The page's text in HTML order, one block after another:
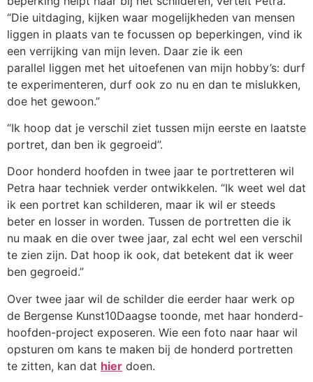
“Die uitdaging, kijken waar mogelijkheden van mensen
liggen in plaats van te focussen op beperkingen, vind ik
een verrijking van mijn leven. Daar zie ik een
parallel liggen met het uitoefenen van mijn hobby’s: durf
te experimenteren, durf ook zo nu en dan te mislukken,
doe het gewoon.”
“Ik hoop dat je verschil ziet tussen mijn eerste en laatste
portret, dan ben ik gegroeid”.
Door honderd hoofden in twee jaar te portretteren wil
Petra haar techniek verder ontwikkelen. “Ik weet wel dat
ik een portret kan schilderen, maar ik wil er steeds
beter en losser in worden. Tussen de portretten die ik
nu maak en die over twee jaar, zal echt wel een verschil
te zien zijn. Dat hoop ik ook, dat betekent dat ik weer
ben gegroeid.”
Over twee jaar wil de schilder die eerder haar werk op
de Bergense Kunst10Daagse toonde, met haar honderd-
hoofden-project exposeren. Wie een foto naar haar wil
opsturen om kans te maken bij de honderd portretten
te zitten, kan dat hier doen.